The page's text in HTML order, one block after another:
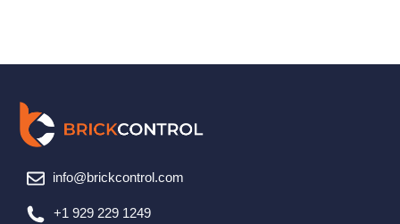
info@brickcontrol.com
+1 929 229 1249